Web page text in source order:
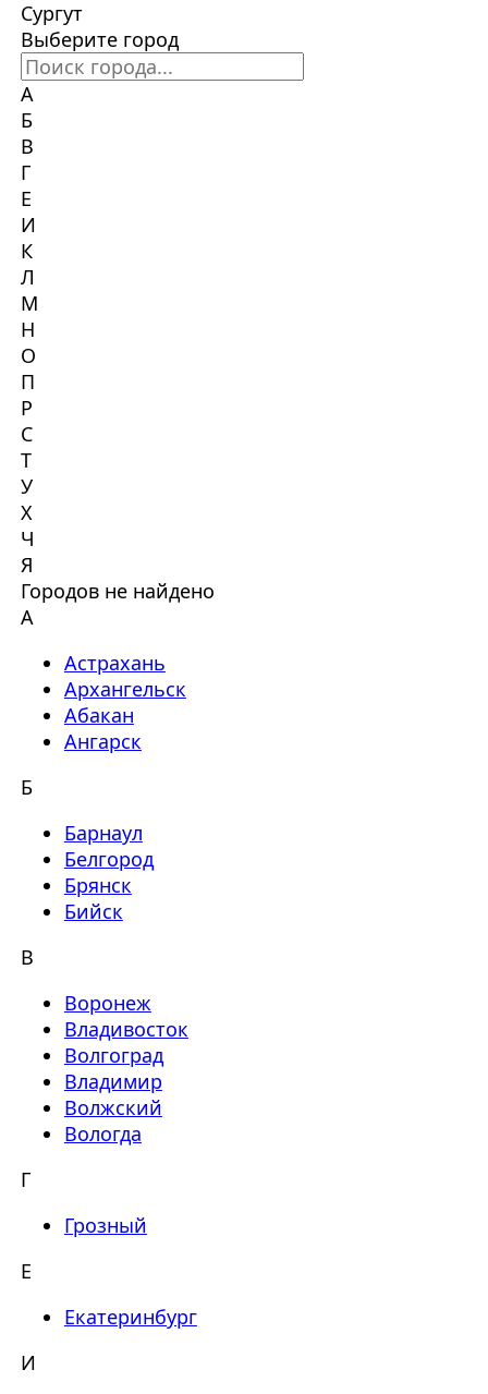
Сургут
Выберите город
А
Б
В
Г
Е
И
К
Л
М
Н
О
П
Р
С
Т
У
Х
Ч
Я
Городов не найдено
А
Астрахань
Архангельск
Абакан
Ангарск
Б
Барнаул
Белгород
Брянск
Бийск
В
Воронеж
Владивосток
Волгоград
Владимир
Волжский
Вологда
Г
Грозный
Е
Екатеринбург
И